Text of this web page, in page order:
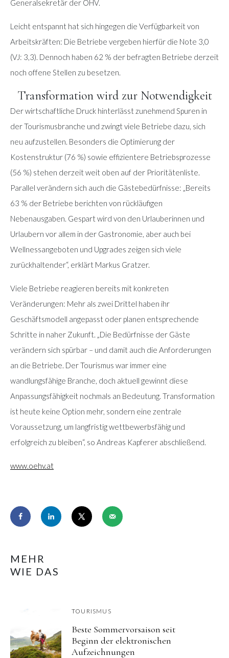
Generalsekretär der ÖHV.
Leicht entspannt hat sich hingegen die Verfügbarkeit von
Arbeitskräften: Die Betriebe vergeben hierfür die Note 3,0
(VJ: 3,3). Dennoch haben 62 % der befragten Betriebe derzeit
noch offene Stellen zu besetzen.
Transformation wird zur Notwendigkeit
Der wirtschaftliche Druck hinterlässt zunehmend Spuren in
der Tourismusbranche und zwingt viele Betriebe dazu, sich
neu aufzustellen. Besonders die Optimierung der
Kostenstruktur (76 %) sowie effizientere Betriebsprozesse
(56 %) stehen derzeit weit oben auf der Prioritätenliste.
Parallel verändern sich auch die Gästebedürfnisse: „Bereits
63 % der Betriebe berichten von rückläufigen
Nebenausgaben. Gespart wird von den Urlauberinnen und
Urlaubern vor allem in der Gastronomie, aber auch bei
Wellnessangeboten und Upgrades zeigen sich viele
zurückhaltender“, erklärt Markus Gratzer.
Viele Betriebe reagieren bereits mit konkreten
Veränderungen: Mehr als zwei Drittel haben ihr
Geschäftsmodell angepasst oder planen entsprechende
Schritte in naher Zukunft. „Die Bedürfnisse der Gäste
verändern sich spürbar – und damit auch die Anforderungen
an die Betriebe. Der Tourismus war immer eine
wandlungsfähige Branche, doch aktuell gewinnt diese
Anpassungsfähigkeit nochmals an Bedeutung. Transformation
ist heute keine Option mehr, sondern eine zentrale
Voraussetzung, um langfristig wettbewerbsfähig und
erfolgreich zu bleiben“, so Andreas Kapferer abschließend.
www.oehv.at
MEHR
WIE DAS
TOURISMUS
Beste Sommervorsaison seit
Beginn der elektronischen
Aufzeichnungen